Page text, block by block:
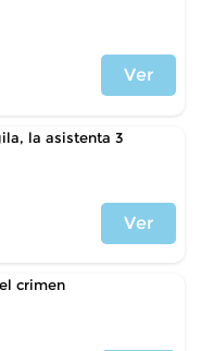
Ver
la asistenta 3
Ver
crimen